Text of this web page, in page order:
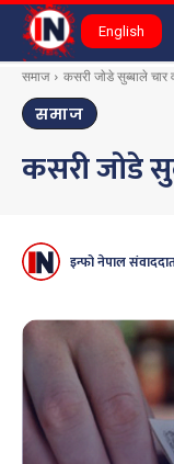
English
समाज कसरी जाेडे सुब्बाले चार
समाज
कसरी जाेडे
इन्फो नेपाल